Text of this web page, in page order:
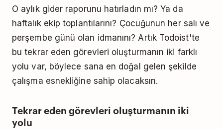
O aylık gider raporunu hatırladın mı? Ya da
haftalık ekip toplantılarını? Çocuğunun her salı ve
perşembe günü olan idmanını? Artık Todoist'te
bu tekrar eden görevleri oluşturmanın iki farklı
yolu var, böylece sana en doğal gelen şekilde
çalışma esnekliğine sahip olacaksın.
Tekrar eden görevleri oluşturmanın iki
yolu